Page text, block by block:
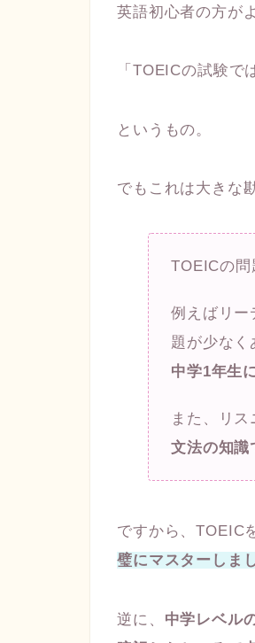
英語初心者の方が
「TOEICの試験で
というもの。
でもこれは大きな
TOEICの問
例えばリー
題が少なく
中学1年生
また、リス
文法の知識
ですから、TOEIC
璧にマスターしま
逆に、 中学レベル